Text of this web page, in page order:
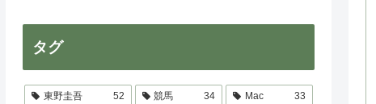
タグ
東野圭吾 52 競馬 34 Mac 33